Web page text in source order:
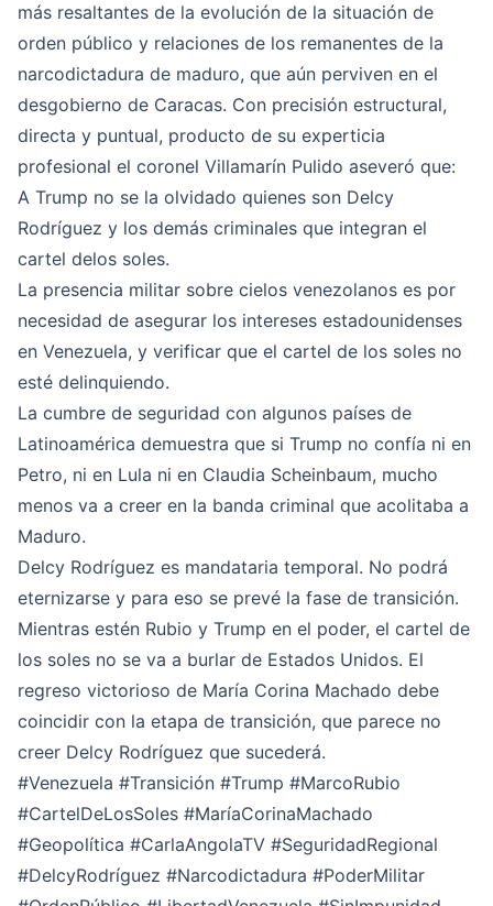
más resaltantes de la evolución de la situación de
orden público y relaciones de los remanentes de la
narcodictadura de maduro, que aún perviven en el
desgobierno de Caracas. Con precisión estructural,
directa y puntual, producto de su experticia
profesional el coronel Villamarín Pulido aseveró que:
A Trump no se la olvidado quienes son Delcy
Rodríguez y los demás criminales que integran el
cartel delos soles.
La presencia militar sobre cielos venezolanos es por
necesidad de asegurar los intereses estadounidenses
en Venezuela, y verificar que el cartel de los soles no
esté delinquiendo.
La cumbre de seguridad con algunos países de
Latinoamérica demuestra que si Trump no confía ni en
Petro, ni en Lula ni en Claudia Scheinbaum, mucho
menos va a creer en la banda criminal que acolitaba a
Maduro.
Delcy Rodríguez es mandataria temporal. No podrá
eternizarse y para eso se prevé la fase de transición.
Mientras estén Rubio y Trump en el poder, el cartel de
los soles no se va a burlar de Estados Unidos. El
regreso victorioso de María Corina Machado debe
coincidir con la etapa de transición, que parece no
creer Delcy Rodríguez que sucederá.
#Venezuela #Transición #Trump #MarcoRubio
#CartelDeLosSoles #MaríaCorinaMachado
#Geopolítica #CarlaAngolaTV #SeguridadRegional
#DelcyRodríguez #Narcodictadura #PoderMilitar